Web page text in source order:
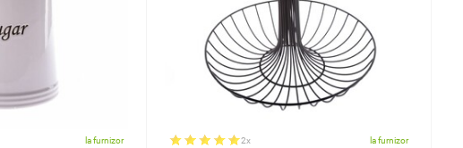
la furnizor 2x la furnizor